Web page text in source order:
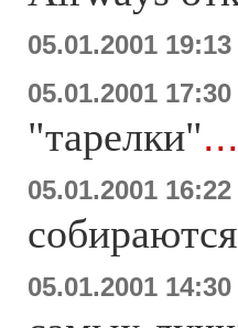
05.01.2001 19:13
05.01.2001 17:30
"тарелки"
05.01.2001 16:22
05.01.2001 14:30